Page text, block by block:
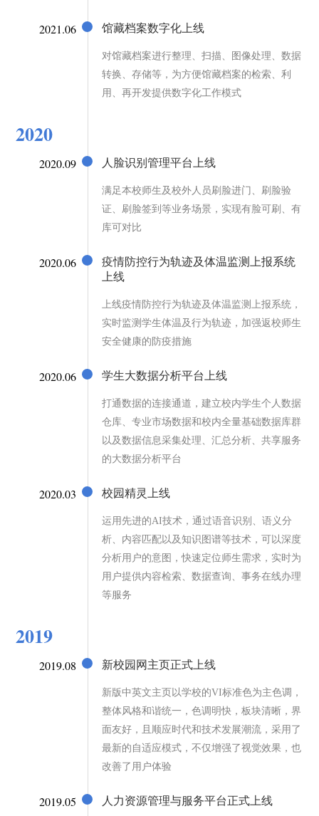
2021.06 馆藏档案数字化上线
对馆藏档案进行整理、扫描、图像处理、数据
转换、存储等，为方便馆藏档案的检索、利
用、再开发提供数字化工作模式
2020
2020.09 人脸识别管理平台上线
满足本校师生及校外人员刷脸进门、刷脸验
证、刷脸签到等业务场景，实现有脸可刷、有
库可对比
2020.06
疫情防控行为轨迹及体温监测上报系统
上线
上线疫情防控行为轨迹及体温监测上报系统，
实时监测学生体温及行为轨迹，加强返校师生
安全健康的防疫措施
2020.06 学生大数据分析平台上线
打通数据的连接通道，建立校内学生个人数据
仓库、专业市场数据和校内全量基础数据库群
以及数据信息采集处理、汇总分析、共享服务
的大数据分析平台
2020.03 校园精灵上线
运用先进的AI技术，通过语音识别、语义分
析、内容匹配以及知识图谱等技术，可以深度
分析用户的意图，快速定位师生需求，实时为
用户提供内容检索、数据查询、事务在线办理
等服务
2019
2019.08 新校园网主页正式上线
新版中英文主页以学校的VI标准色为主色调，
整体风格和谐统一，色调明快，板块清晰，界
面友好，且顺应时代和技术发展潮流，采用了
最新的自适应模式，不仅增强了视觉效果，也
改善了用户体验
2019.05 人力资源管理与服务平台正式上线